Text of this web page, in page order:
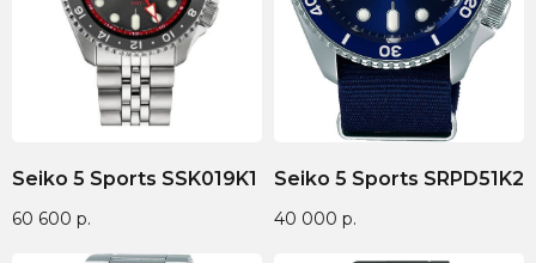
Seiko 5 Sports SSK019K1
60 600 р.
Seiko 5 Sports SRPD51K2
40 000 р.